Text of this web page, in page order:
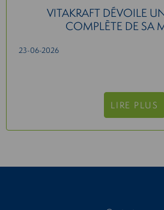
VITAKRAFT DÉVOILE
COMPLÈTE DE SA
23-06-2026
LIRE PLUS